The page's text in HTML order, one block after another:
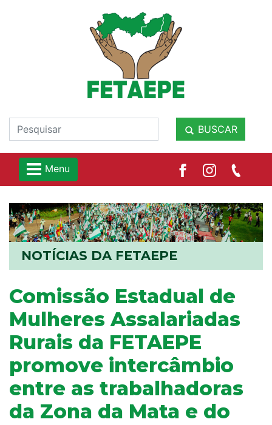
BUSCAR
Menu
NOTÍCIAS DA FETAEPE
Comissão Estadual de
Mulheres Assalariadas
Rurais da FETAEPE
promove intercâmbio
entre as trabalhadoras
da Zona da Mata e do